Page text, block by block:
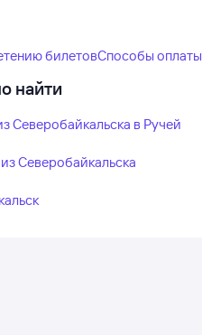
билетовСпособы оплаты
найти
Северобайкальска в Ручей
Северобайкальска